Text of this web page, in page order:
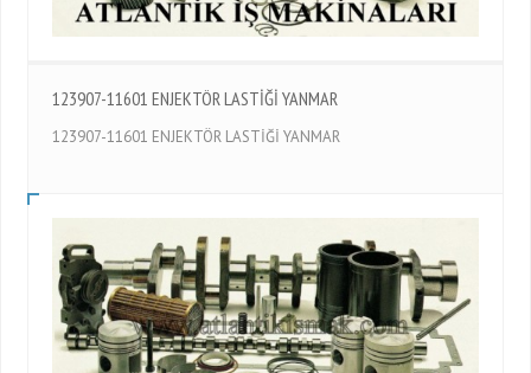
123907-11601 ENJEKTÖR LASTİĞİ YANMAR
123907-11601 ENJEKTÖR LASTİĞİ YANMAR